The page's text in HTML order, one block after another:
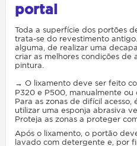
portal
Toda a superfície dos portões
trata-se do revestimento
alguma, de realizar uma
criar as melhores condições de
pintura.
→ O lixamento deve ser feito
P320 e P500, manualmente ou
Para as zonas de difícil
utilizar uma esponja abrasiva
Proteja as zonas a proteger
Após o lixamento, o portão
lavado com detergente e, por